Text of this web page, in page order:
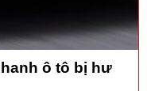
ô tô bị hư